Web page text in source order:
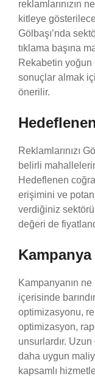
reklamlarınızın
kitleye
Gölbaşı’nda
tıklama başına
Rekabetin
sonuçlar almak
önerilir.
Reklamlarınızı
belirli
Hedeflenen
erişimini ve
verdiğiniz
değeri de
Kampanya
Kampanyanın
içerisinde
optimizasyonu,
optimizasyon,
unsurlardır.
daha uygun
kapsamlı